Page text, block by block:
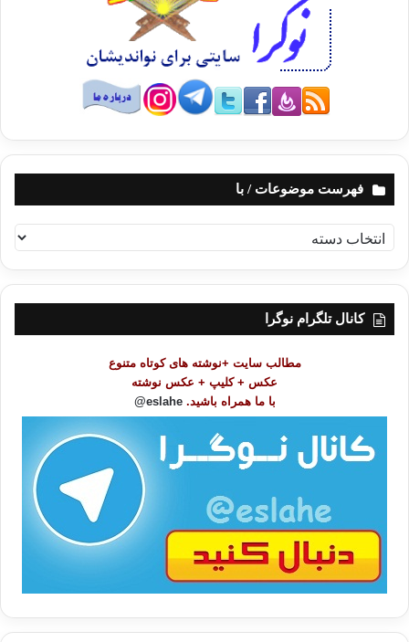
فهرست موضوعات / با
ه
ر
کانال تلگرام نوگرا
مطالب سایت +نوشته های کوتاه متنوع
عکس + کلیپ + عکس نوشته
با ما همراه باشید. eslahe@